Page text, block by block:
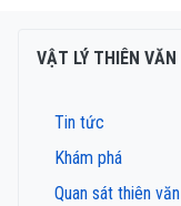
VẬT LÝ THIÊN VĂN
Tin tức
Khám phá
Quan sát thiên văn